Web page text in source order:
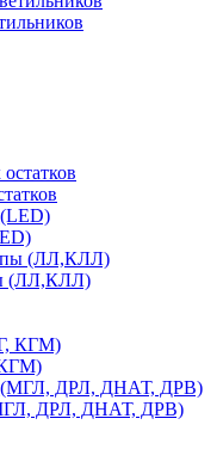
(ЛЛ,КЛЛ)
КГМ)
ДРЛ, ДНАТ, ДРВ)